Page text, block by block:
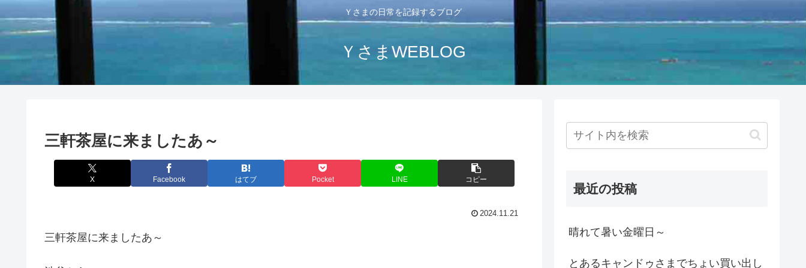
Ｙさまの日常を記録するブログ
ＹさまWEBLOG
三軒茶屋に来ましたあ～
X Facebook はてブ Pocket LINE コピー
2024.11.21
三軒茶屋に来ましたあ～
最近の投稿
晴れて暑い金曜日～
とあるキャンドゥさまでちょい買い出し